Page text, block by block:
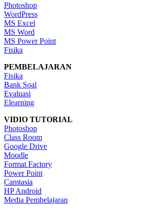
Photoshop
WordPress
MS Excel
MS Word
MS Power Point
Fisika
PEMBELAJARAN
Fisika
Bank Soal
Evaluasi
Elearning
VIDIO TUTORIAL
Photoshop
Class Room
Google Drive
Moodle
Format Factory
Power Point
Camtasia
HP Android
Media Pembelajaran